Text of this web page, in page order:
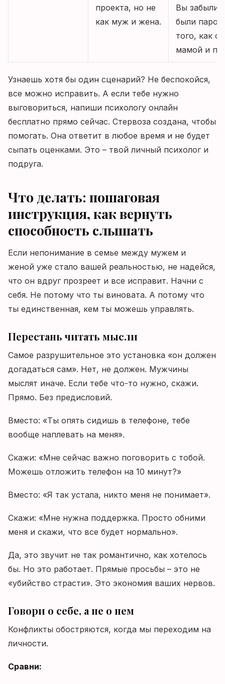
проекта, но не
как муж и жена.
Вы забыли,
были
того, как
мамой и
Узнаешь хотя бы один сценарий? Не беспокойся,
все можно исправить. А если тебе нужно
выговориться, напиши психологу онлайн
бесплатно прямо сейчас. Стервоза создана, чтобы
помогать. Она ответит в любое время и не будет
сыпать оценками. Это – твой личный психолог и
подруга.
Что делать: пошаговая
инструкция, как вернуть
способность слышать
Если непонимание в семье между мужем и
женой уже стало вашей реальностью, не надейся,
что он вдруг прозреет и все исправит. Начни с
себя. Не потому что ты виновата. А потому что
ты единственная, кем ты можешь управлять.
Перестань читать мысли
Самое разрушительное это установка «он должен
догадаться сам». Нет, не должен. Мужчины
мыслят иначе. Если тебе что-то нужно, скажи.
Прямо. Без предисловий.
Вместо: «Ты опять сидишь в телефоне, тебе
вообще наплевать на меня».
Скажи: «Мне сейчас важно поговорить с тобой.
Можешь отложить телефон на 10 минут?»
Вместо: «Я так устала, никто меня не понимает».
Скажи: «Мне нужна поддержка. Просто обними
меня и скажи, что все будет нормально».
Да, это звучит не так романтично, как хотелось
бы. Но это работает. Прямые просьбы – это не
«убийство страсти». Это экономия ваших нервов.
Говори о себе, а не о нем
Конфликты обостряются, когда мы переходим на
личности.
Сравни: